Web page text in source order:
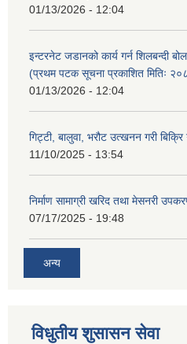
01/13/2026 - 12:04
इन्टरनेट जडानको कार्य गर्न शिलबन्दी
(प्रथम पटक सूचना प्रकाशित मितिः
01/13/2026 - 12:04
गिट्टी, बालुवा, भरौट उत्खनन गरी बिक्रि
11/10/2025 - 13:54
निर्माण सामाग्री खरिद तथा मेसनरी
07/17/2025 - 19:48
अन्य
विधुतीय शुसासन सेवा